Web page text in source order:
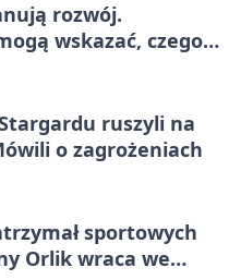
rozwój.
wskazać, czego
ruszyli na
o zagrożeniach
sportowych
Orlik wraca we